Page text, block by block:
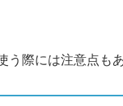
う際には注意点も